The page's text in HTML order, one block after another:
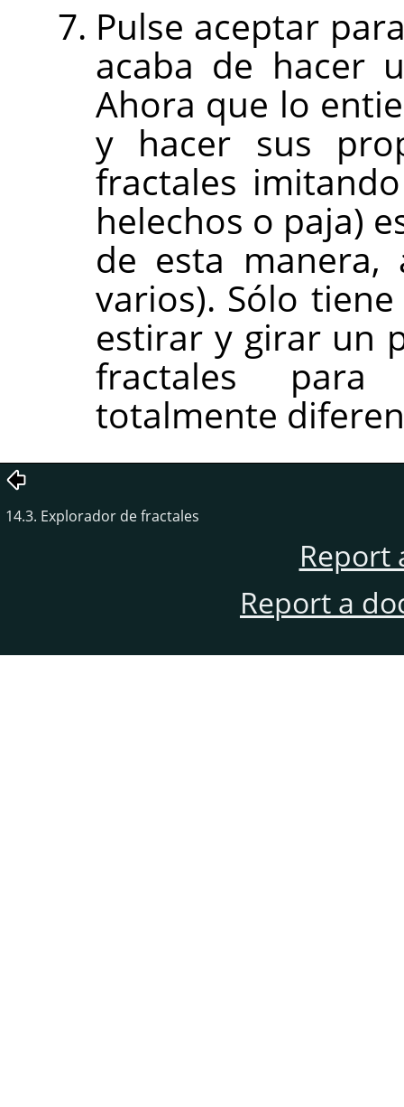
Pulse aceptar
acaba de hacer
Ahora que lo
y hacer sus
fractales
helechos o paja)
de esta
varios). Sólo
estirar y girar un
fractales
totalmente
14.3. Explorador de fractales
Report
Report a